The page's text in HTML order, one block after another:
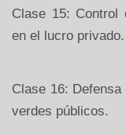
Clase 15: Control
en el lucro privado.
Clase 16:
verdes públicos.